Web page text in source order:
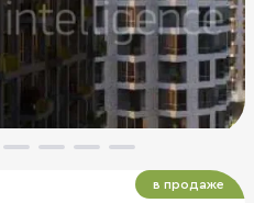
в продаже